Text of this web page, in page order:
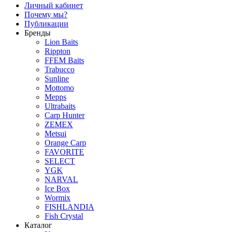
Личный кабинет
Почему мы?
Публикации
Бренды
Lion Baits
Rippton
FFEM Baits
Trabucco
Sunline
Mottomo
Mepps
Ultrabaits
Carp Hunter
ZEMEX
Metsui
Orange Carp
FAVORITE
SELECT
YGK
NARVAL
Ice Box
Wormix
FISHLANDIA
Fish Crystal
Каталог